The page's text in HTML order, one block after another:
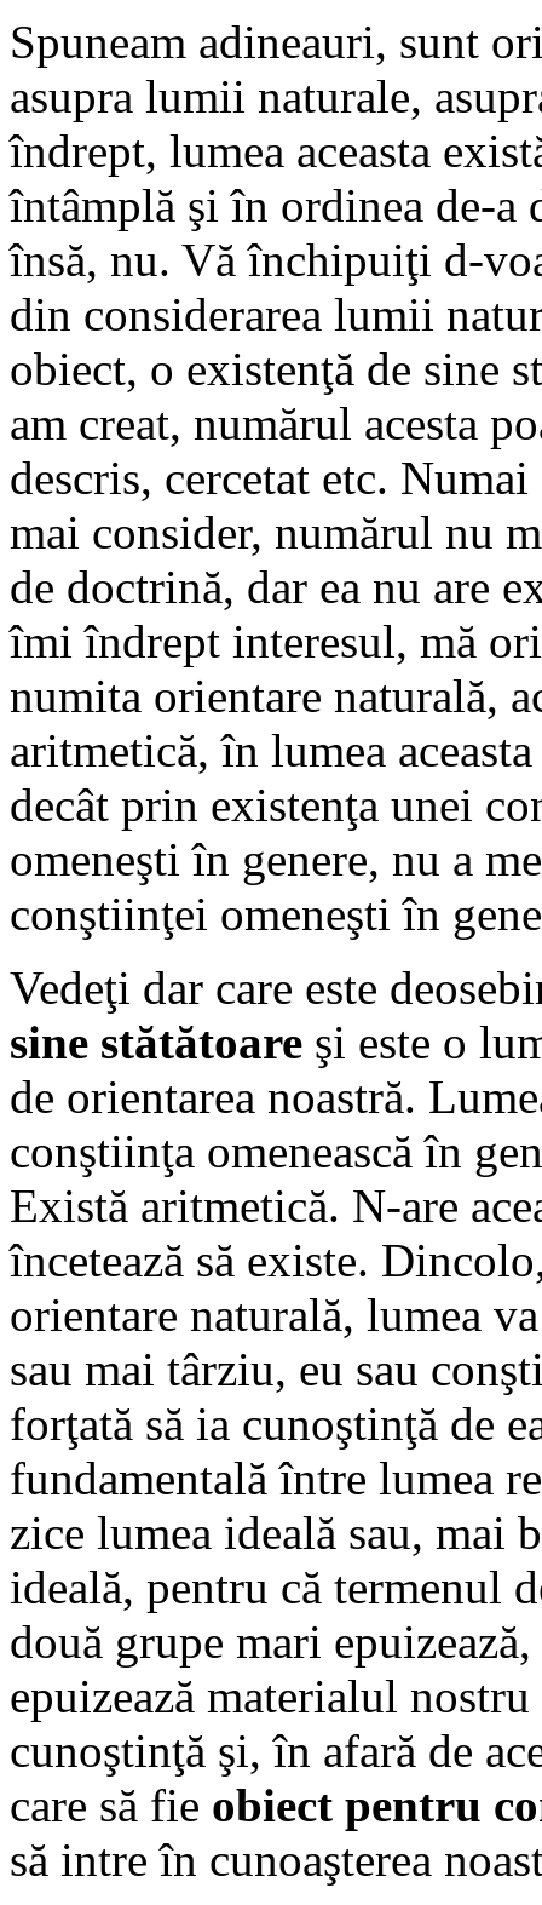
Spuneam adineauri, sunt
asupra lumii naturale,
îndrept, lumea aceasta
întâmplă şi în ordinea de-a
însă, nu. Vă închipuiţi d-
din considerarea lumii
obiect, o existenţă de sine
am creat, numărul acesta
descris, cercetat etc.
mai consider, numărul nu
de doctrină, dar ea nu are
îmi îndrept interesul, mă
numita orientare naturală,
aritmetică, în lumea
decât prin existenţa unei
omeneşti în genere, nu a
conştiinţei omeneşti în
Vedeţi dar care este
sine stătătoare şi este o
de orientarea noastră.
conştiinţa omenească în
Există aritmetică. N-are
încetează să existe.
orientare naturală, lumea
sau mai târziu, eu sau
forţată să ia cunoştinţă de
fundamentală între lumea
zice lumea ideală sau, mai
ideală, pentru că termenul
două grupe mari
epuizează materialul
cunoştinţă şi, în afară de
care să fie obiect pentru
să intre în cunoaşterea